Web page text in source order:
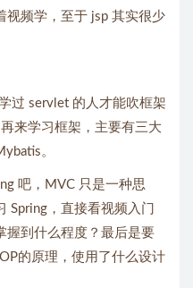
视频学，至于 jsp 其实很少
过 servlet 的人才能吹框架
来学习框架，主要有三大
。
吧，MVC 只是一种思
Spring，直接看视频入门
握到什么程度？最后是要
的原理，使用了什么设计